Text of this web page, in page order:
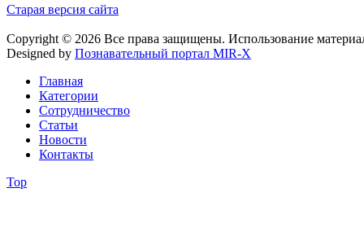
Старая версия сайта
Copyright © 2026 Все права защищены. Использование
Designed by Познавательный портал MIR-X
Главная
Категории
Сотрудничество
Статьи
Новости
Контакты
Top